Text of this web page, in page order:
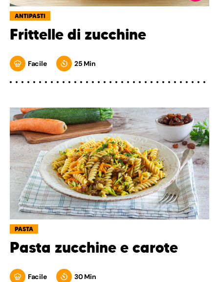
ANTIPASTI
Frittelle di zucchine
Facile 25 Min
PASTA
Pasta zucchine e carote
Facile 30 Min